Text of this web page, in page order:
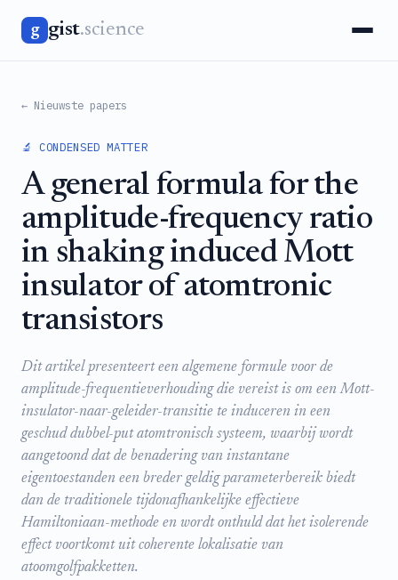
g gist.science
← Nieuwste papers
🔬 CONDENSED MATTER
A general formula for the
amplitude-frequency ratio
in shaking induced Mott
insulator of atomtronic
transistors
Dit artikel presenteert een algemene formule voor de
amplitude-frequentieverhouding die vereist is om een Mott-
insulator-naar-geleider-transitie te induceren in een
geschud dubbel-put atomtronisch systeem, waarbij wordt
aangetoond dat de benadering van instantane
eigentoestanden een breder geldig parameterbereik biedt
dan de traditionele tijdonafhankelijke effectieve
Hamiltoniaan-methode en wordt onthuld dat het isolerende
effect voortkomt uit coherente lokalisatie van
atoomgolfpakketten.